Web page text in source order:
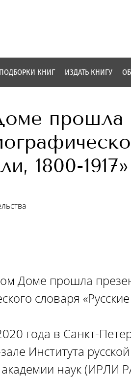
ПОДБОРКИ КНИГ ИЗДАТЬ КНИГУ
прошла
1800-1917»
Доме прошла
словаря
года в Санкт-
Института
академии наук (ИРЛИ